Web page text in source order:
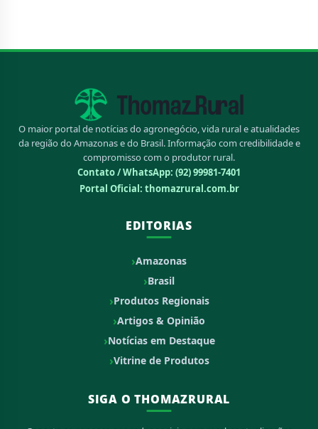
O maior portal de notícias do agronegócio, vida rural e atualidades
da região do Amazonas e do Brasil. Informação com credibilidade e
compromisso com o produtor rural.
Contato / WhatsApp: (92) 99981-7401
Portal Oficial: thomazrural.com.br
EDITORIAS
Amazonas
Brasil
Produtos Regionais
Artigos & Opinião
Notícias em Destaque
Vitrine de Produtos
SIGA O THOMAZRURAL